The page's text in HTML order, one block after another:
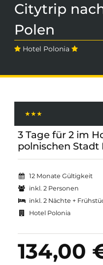
Citytrip
Polen
Hotel Polonia
3 Tage für 2 im
polnischen Stadt
12 Monate Gültigkeit
inkl. 2 Personen
inkl. 2 Nächte +
Hotel Polonia
134,00